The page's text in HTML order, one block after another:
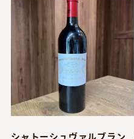
シャトーシュヴァルブラン